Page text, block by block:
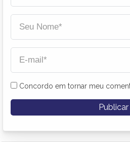
Concordo em tornar meu